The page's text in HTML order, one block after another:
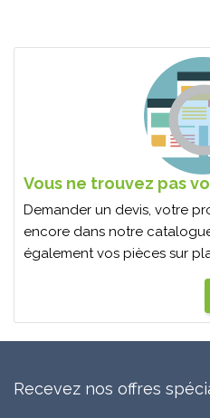
Vous ne trouvez pas
Demander un devis, votre
encore dans notre
également vos pièces sur
Recevez nos offres